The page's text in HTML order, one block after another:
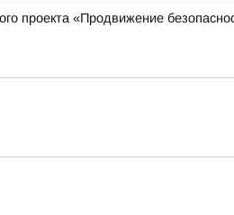
проекта «Продвижение